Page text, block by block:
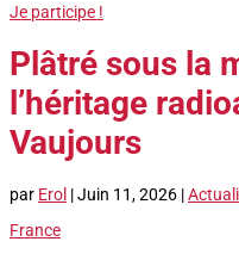
Je participe !
Plâtré sous la
l’héritage
Vaujours
par Erol |Juin 11, 2026 |
France